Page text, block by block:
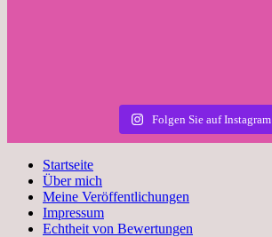
Folgen Sie auf Instagram
Startseite
Über mich
Meine Veröffentlichungen
Impressum
Echtheit von Bewertungen